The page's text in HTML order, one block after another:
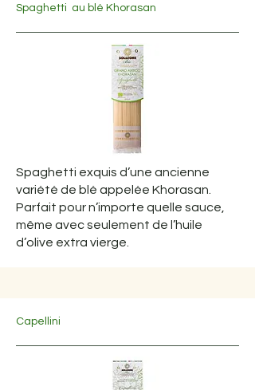
Spaghetti au blé Khorasan
Spaghetti exquis d’une ancienne
variété de blé appelée Khorasan.
Parfait pour n’importe quelle sauce,
même avec seulement de l’huile
d’olive extra vierge.
Capellini